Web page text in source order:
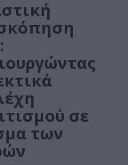
σε
των